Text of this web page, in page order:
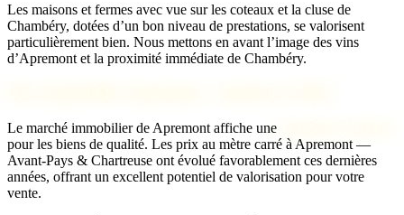
Les maisons et fermes avec vue sur les coteaux et la cluse de
Chambéry, dotées d’un bon niveau de prestations, se valorisent
particulièrement bien. Nous mettons en avant l’image des vins
d’Apremont et la proximité immédiate de Chambéry.
Le marché immobilier de Apremont affiche une
pour les biens de qualité. Les prix au mètre carré à Apremont —
Avant-Pays & Chartreuse ont évolué favorablement ces dernières
années, offrant un excellent potentiel de valorisation pour votre
vente.